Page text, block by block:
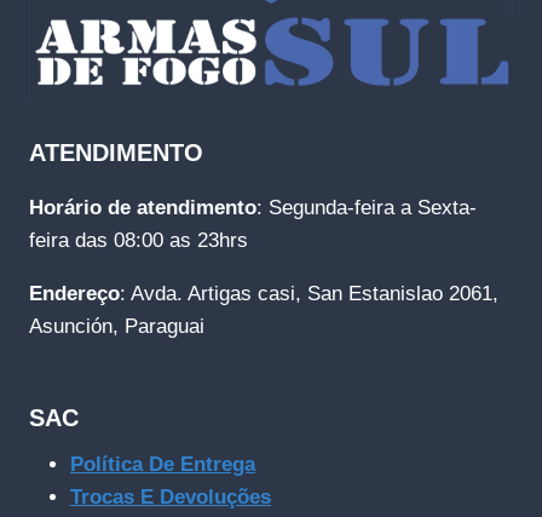
ATENDIMENTO
Horário de atendimento: Segunda-feira a Sexta-
feira das 08:00 as 23hrs
Endereço: Avda. Artigas casi, San Estanislao 2061,
Asunción, Paraguai
SAC
Política De Entrega
Trocas E Devoluções